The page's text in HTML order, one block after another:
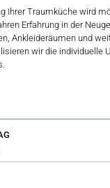
Ihrer Traumküche wird
Erfahrung in der
Ankleideräumen und
wir die individuelle